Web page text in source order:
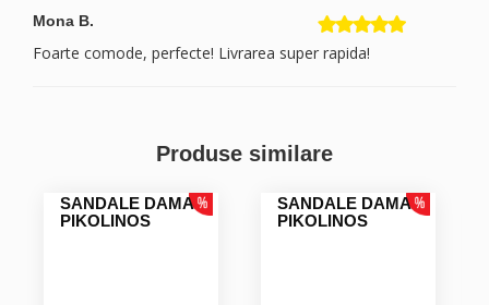
Mona B.
Foarte comode, perfecte! Livrarea super rapida!
Produse similare
SANDALE DAMA
PIKOLINOS
SANDALE DAMA
PIKOLINOS